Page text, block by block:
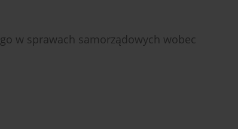
w sprawach samorządowych wobec